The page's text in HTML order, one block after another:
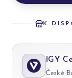
K
IGY
České